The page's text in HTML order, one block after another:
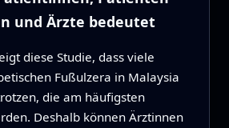
und Ärzte bedeutet
diese Studie, dass viele
Fußulzera in Malaysia
die am häufigsten
Deshalb können Ärztinnen